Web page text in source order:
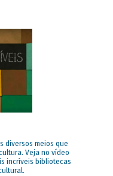
diversos meios que
Veja no vídeo
incríveis bibliotecas